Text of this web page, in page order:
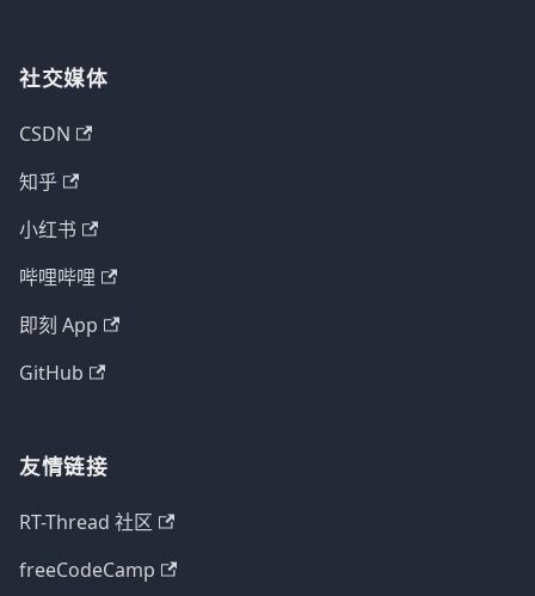
社交媒体
CSDN
知乎
小红书
哔哩哔哩
即刻 App
GitHub
友情链接
RT-Thread 社区
freeCodeCamp